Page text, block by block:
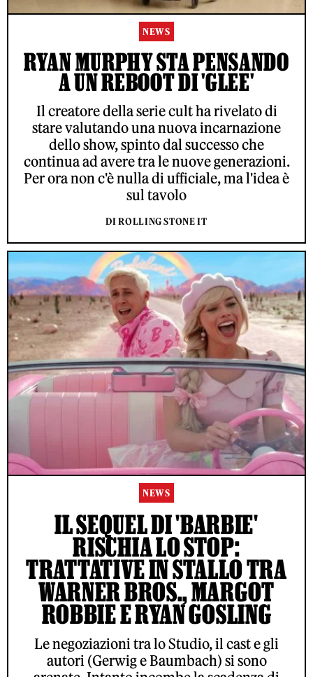
NEWS
RYAN MURPHY STA PENSANDO
A UN REBOOT DI 'GLEE'
Il creatore della serie cult ha rivelato di
stare valutando una nuova incarnazione
dello show, spinto dal successo che
continua ad avere tra le nuove generazioni.
Per ora non c'è nulla di ufficiale, ma l'idea è
sul tavolo
DI ROLLING STONE IT
NEWS
IL SEQUEL DI 'BARBIE'
RISCHIA LO STOP:
TRATTATIVE IN STALLO TRA
WARNER BROS., MARGOT
ROBBIE E RYAN GOSLING
Le negoziazioni tra lo Studio, il cast e gli
autori (Gerwig e Baumbach) si sono